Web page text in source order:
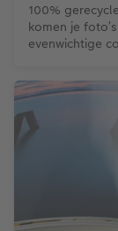
100%
komen je
evenwichtige